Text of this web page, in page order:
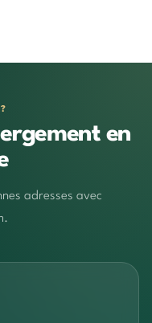
en
adresses avec